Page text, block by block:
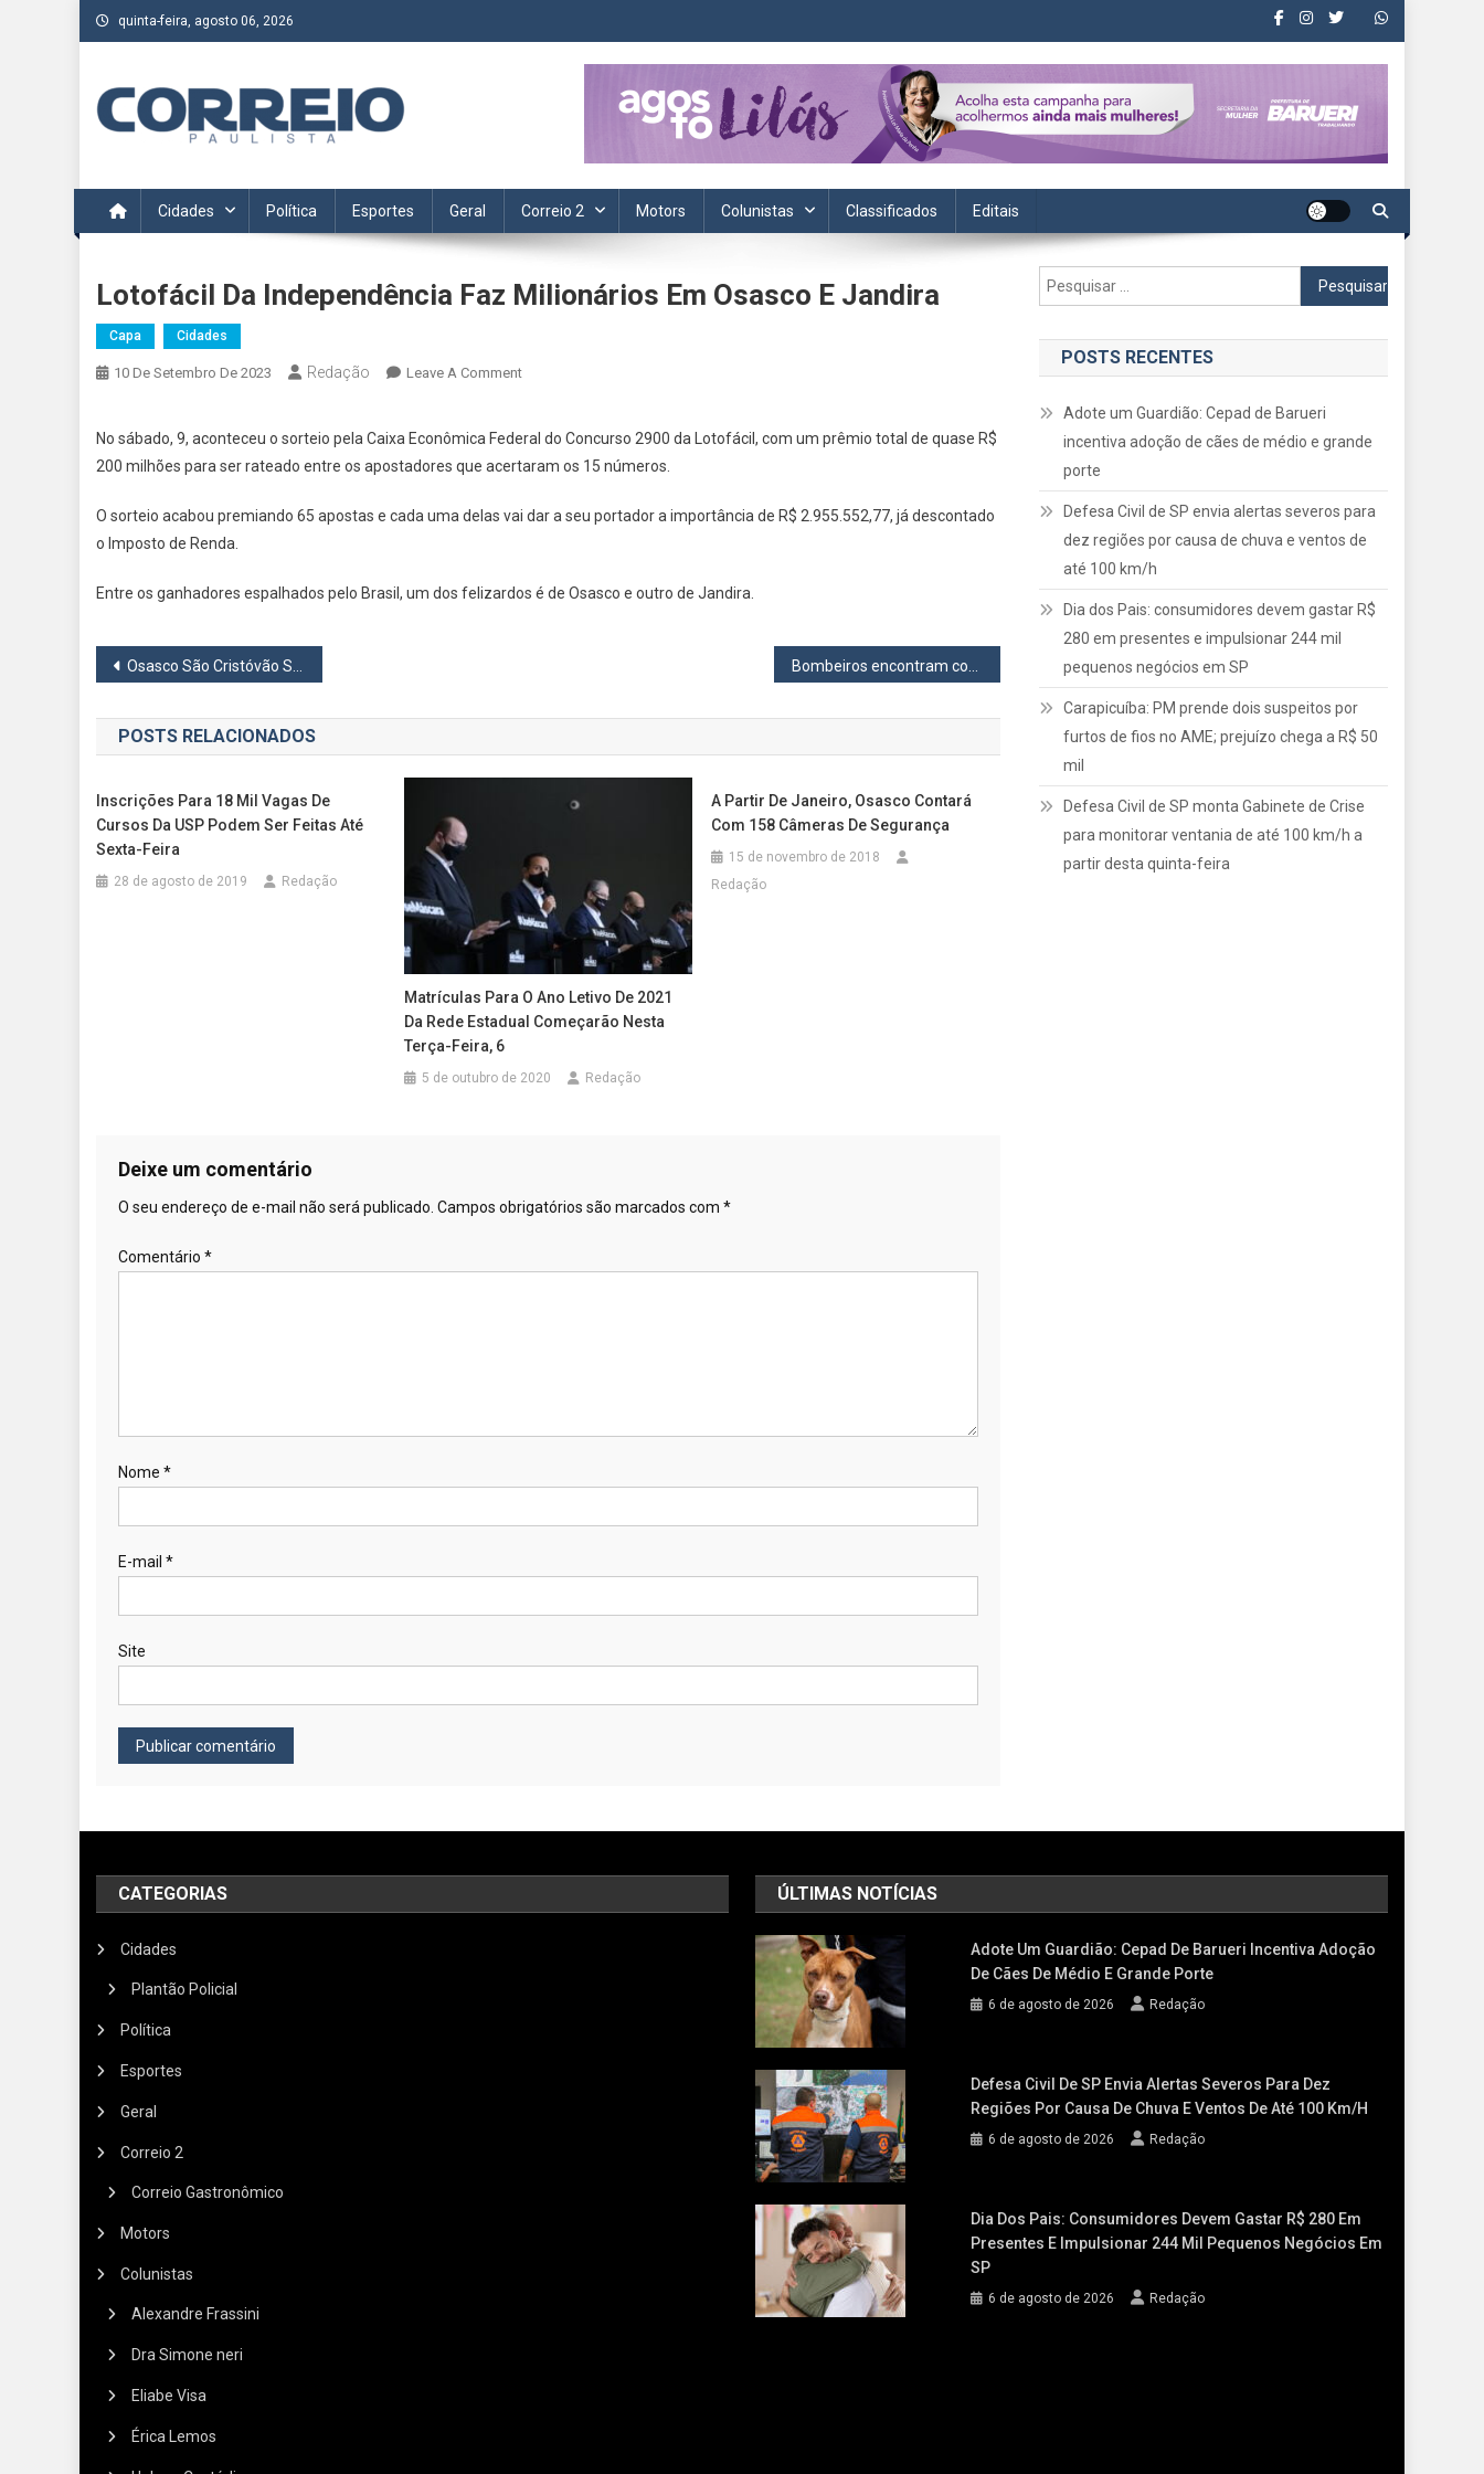
Skip
to
quinta-feira, agosto 06, 2026
Acompanhe as últimas notícias da região no Correio Paulista. Informação, política, saúde, economia, esportes e cotidiano.
Cidades Política Esportes Geral Correio 2 Motors Colunistas Classificados Editais
Lotofácil Da Independência Faz Milionários Em Osasco E Jandira
Capa Cidades
10 De Setembro De 2023 Redação Leave A CommentOn
Independência
Faz
Em
Jandira
No sábado, 9, aconteceu o sorteio pela Caixa Econômica Federal do Concurso 2900 da Lotofácil, com um prêmio total de quase R$
200 milhões para ser rateado entre os apostadores que acertaram os 15 números.
O sorteio acabou premiando 65 apostas e cada uma delas vai dar a seu portador a importância de R$ 2.955.552,77, já descontado
o Imposto de Renda.
Entre os ganhadores espalhados pelo Brasil, um dos felizardos é de Osasco e outro de Jandira.
Navegação
de
Post
Osasco São Cristóvão Saúde segue invicto e assume liderança do Paulista 2023
POSTS RELACIONADOS
Inscrições Para 18 Mil Vagas De
Cursos Da USP Podem Ser Feitas Até
Sexta-Feira
28 de agosto de 2019 Redação
Matrículas Para O Ano Letivo De 2021
Da Rede Estadual Começarão Nesta
Terça-Feira, 6
5 de outubro de 2020 Redação
A Partir De Janeiro, Osasco Contará
Com 158 Câmeras De Segurança
15 de novembro de 2018
Redação
Deixe um comentário
O seu endereço de e-mail não será publicado. Campos obrigatórios são marcados com *
Comentário *
Nome *
E-mail *
Site
Pesquisar
por:
POSTS RECENTES
Adote um Guardião: Cepad de Barueri
incentiva adoção de cães de médio e grande
porte
Defesa Civil de SP envia alertas severos para
dez regiões por causa de chuva e ventos de
até 100 km/h
Dia dos Pais: consumidores devem gastar R$
280 em presentes e impulsionar 244 mil
pequenos negócios em SP
Carapicuíba: PM prende dois suspeitos por
furtos de fios no AME; prejuízo chega a R$ 50
mil
Defesa Civil de SP monta Gabinete de Crise
para monitorar ventania de até 100 km/h a
partir desta quinta-feira
CATEGORIAS
Cidades
Plantão Policial
Política
Esportes
Geral
Correio 2
Correio Gastronômico
Motors
Colunistas
Alexandre Frassini
Dra Simone neri
Eliabe Visa
Érica Lemos
ÚLTIMAS NOTÍCIAS
Adote Um Guardião: Cepad De Barueri Incentiva Adoção
De Cães De Médio E Grande Porte
6 de agosto de 2026 Redação
Defesa Civil De SP Envia Alertas Severos Para Dez
Regiões Por Causa De Chuva E Ventos De Até 100 Km/h
6 de agosto de 2026 Redação
Dia Dos Pais: Consumidores Devem Gastar R$ 280 Em
Presentes E Impulsionar 244 Mil Pequenos Negócios Em
SP
6 de agosto de 2026 Redação